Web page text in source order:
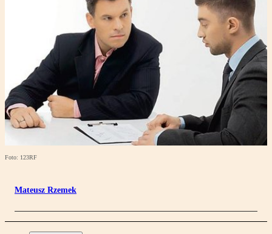
Foto: 123RF
Mateusz Rzemek